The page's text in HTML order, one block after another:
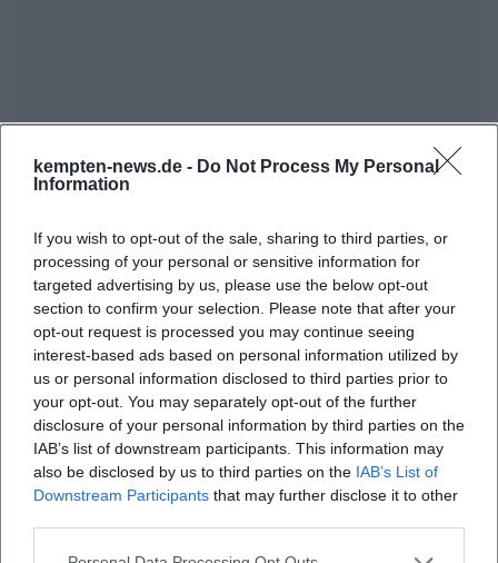
kempten-news.de - Do Not Process My Personal
Information
If you wish to opt-out of the sale, sharing to third parties, or
processing of your personal or sensitive information for
targeted advertising by us, please use the below opt-out
section to confirm your selection. Please note that after your
opt-out request is processed you may continue seeing
interest-based ads based on personal information utilized by
us or personal information disclosed to third parties prior to
your opt-out. You may separately opt-out of the further
disclosure of your personal information by third parties on the
IAB’s list of downstream participants. This information may
also be disclosed by us to third parties on the IAB’s List of
Downstream Participants that may further disclose it to other
Wann beginnt das Event?
Wo findet das Konzert statt?
Was erwartet mich bei dem Konzert?
Wie viel kostet der Eintritt?
Ist die Veranstaltung zugänglich für Menschen